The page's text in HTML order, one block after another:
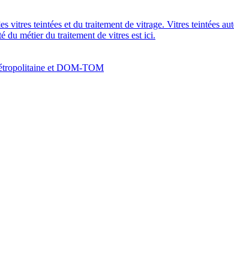
vitres teintées et du traitement de vitrage. Vitres teintées
du métier du traitement de vitres est ici.
et DOM-TOM